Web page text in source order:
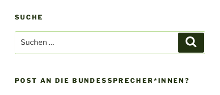
SUCHE
nach:
POST AN DIE BUNDESSPRECHER*INNEN?